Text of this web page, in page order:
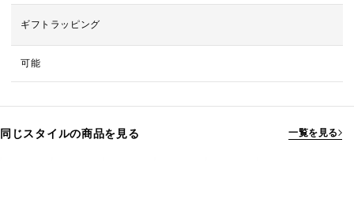
ギフトラッピング
可能
同じスタイルの商品を見る 一覧を見る